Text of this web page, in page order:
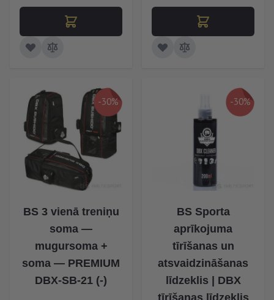
-30%
BS 3 vienā treniņu
soma —
mugursoma +
soma — PREMIUM
DBX-SB-21 (-)
-30%
BS Sporta
aprīkojuma
tīrīšanas un
atsvaidzināšanas
līdzeklis | DBX